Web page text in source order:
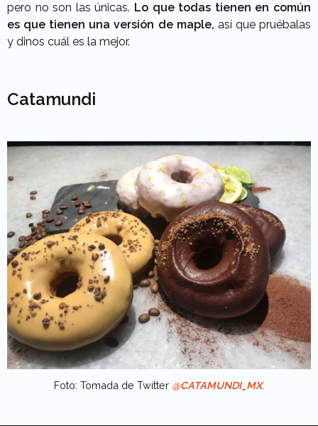
pero no son las únicas. Lo que todas tienen en común
es que tienen una versión de maple, así que pruébalas
y dinos cuál es la mejor.
Catamundi
Foto: Tomada de Twitter @CATAMUNDI_MX.